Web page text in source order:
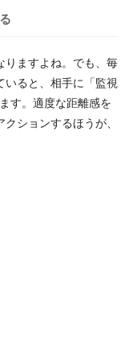
りますよね。でも、毎
いると、相手に「監視
す。適度な距離感を
ションするほうが、